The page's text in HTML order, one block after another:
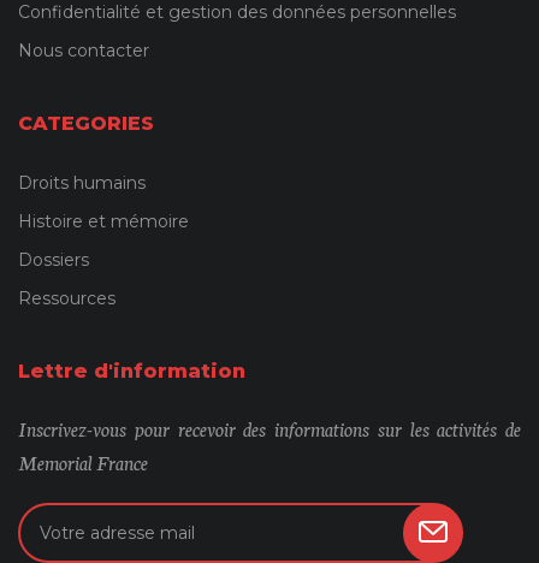
Confidentialité et gestion des données personnelles
Nous contacter
CATEGORIES
Droits humains
Histoire et mémoire
Dossiers
Ressources
Lettre d'information
Inscrivez-vous pour recevoir des informations sur les activités de
Memorial France